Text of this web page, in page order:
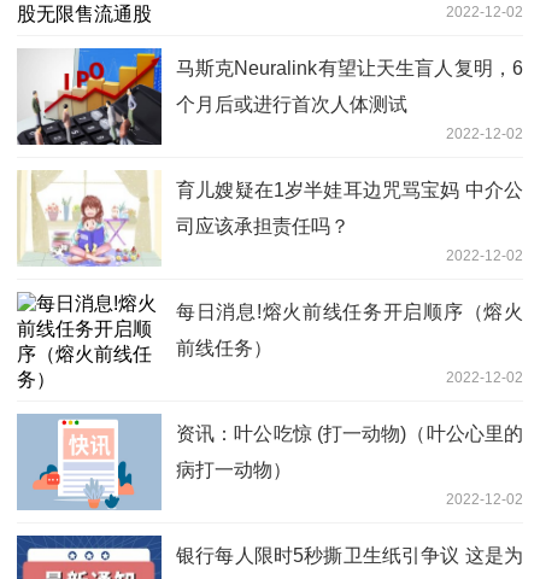
2022-12-02
马斯克Neuralink有望让天生盲人复明，6
个月后或进行首次人体测试
2022-12-02
育儿嫂疑在1岁半娃耳边咒骂宝妈 中介公
司应该承担责任吗？
2022-12-02
每日消息!熔火前线任务开启顺序（熔火
前线任务）
2022-12-02
资讯：叶公吃惊 (打一动物)（叶公心里的
病打一动物）
2022-12-02
银行每人限时5秒撕卫生纸引争议 这是为